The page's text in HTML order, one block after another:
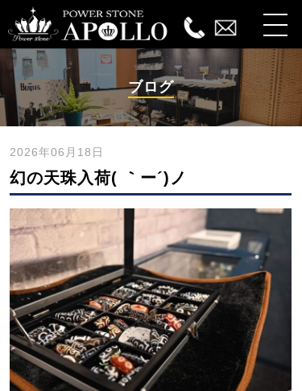
ブログ
2026年06月18日
幻の天珠入荷( ｀ー´)ノ